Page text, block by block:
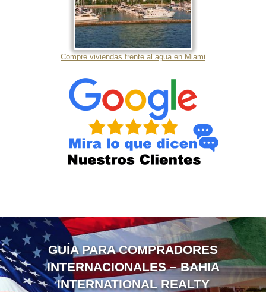
Compre viviendas frente al agua en Miami
GUÍA PARA COMPRADORES
INTERNACIONALES – BAHIA
INTERNATIONAL REALTY